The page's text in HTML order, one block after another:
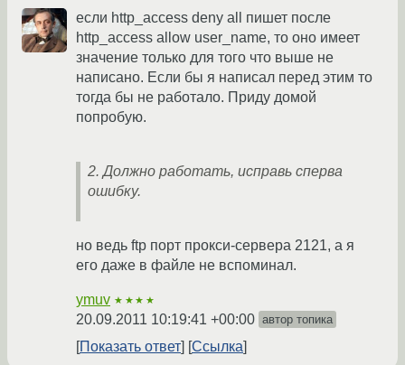
если http_access deny all пишет после
http_access allow user_name, то оно имеет
значение только для того что выше не
написано. Если бы я написал перед этим то
тогда бы не работало. Приду домой
попробую.
2. Должно работать, исправь сперва
ошибку.
но ведь ftp порт прокси-сервера 2121, а я
его даже в файле не вспоминал.
ymuv ★★★★
20.09.2011 10:19:41 +00:00 автор топика
Показать ответ Ссылка